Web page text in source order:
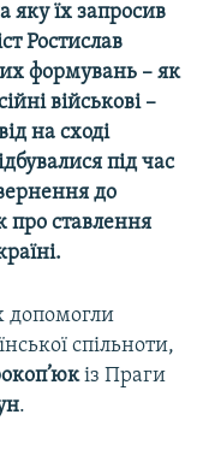
їх запросив
Ростислав
формувань – як
військові –
на сході
під час
до
про ставлення
допомогли
спільноти,
із Праги
.